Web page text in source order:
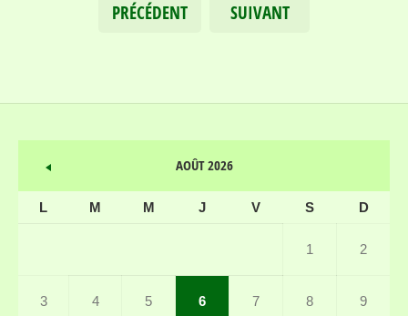
PRÉCÉDENT SUIVANT
AOÛT 2026
L M M J V S D
1 2
3 4 5 6 7 8 9